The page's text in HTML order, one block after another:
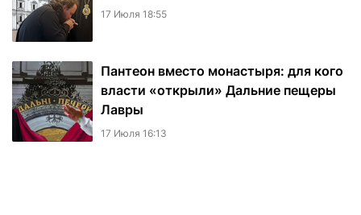
17 Июля 18:55
Пантеон вместо монастыря: для кого
власти «открыли» Дальние пещеры
Лавры
17 Июля 16:13